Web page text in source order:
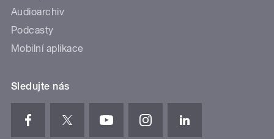
Audioarchiv
Podcasty
Mobilní aplikace
Sledujte nás